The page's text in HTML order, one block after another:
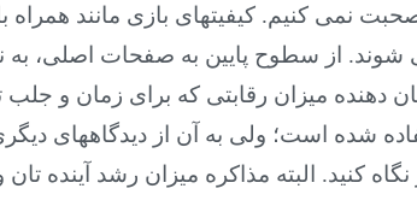
نمی کنیم. کیفیتهای بازی مانند همراه
شوند. از سطوح پایین به صفحات اصلی، به
دهنده میزان رقابتی که برای زمان و جلب
شده است؛ ولی به آن از دیدگاههای
کنید. البته مذاکره میزان رشد آینده